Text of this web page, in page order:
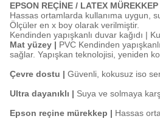
EPSON REÇİNE / LATEX
Hassas ortamlarda kullanıma uygun,
Ölçüler en x boy olarak verilmiştir.
Kendinden yapışkanlı duvar kağıdı |
Mat yüzey | PVC Kendinden
sağlar. Yapışkan teknolojisi, yeniden
Çevre dostu | Güvenli, kokusuz iso
Ultra dayanıklı | Suya ve solmaya
Epson reçine mürekkep | Hassas